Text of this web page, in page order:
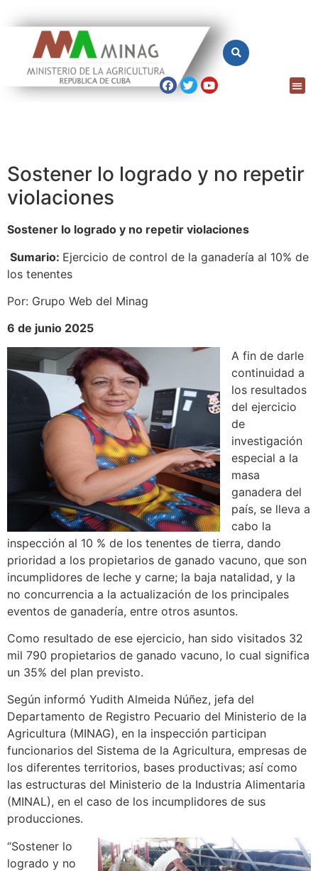
Sostener lo logrado y no repetir
violaciones
Sostener lo logrado y no repetir violaciones
Sumario: Ejercicio de control de la ganadería al 10% de
los tenentes
Por: Grupo Web del Minag
6 de junio 2025
A fin de darle
continuidad a
los resultados
del ejercicio
de
investigación
especial a la
masa
ganadera del
país, se lleva a
cabo la
inspección al 10 % de los tenentes de tierra, dando
prioridad a los propietarios de ganado vacuno, que son
incumplidores de leche y carne; la baja natalidad, y la
no concurrencia a la actualización de los principales
eventos de ganadería, entre otros asuntos.
Como resultado de ese ejercicio, han sido visitados 32
mil 790 propietarios de ganado vacuno, lo cual significa
un 35% del plan previsto.
Según informó Yudith Almeida Núñez, jefa del
Departamento de Registro Pecuario del Ministerio de la
Agricultura (MINAG), en la inspección participan
funcionarios del Sistema de la Agricultura, empresas de
los diferentes territorios, bases productivas; así como
las estructuras del Ministerio de la Industria Alimentaria
(MINAL), en el caso de los incumplidores de sus
producciones.
“Sostener lo
logrado y no